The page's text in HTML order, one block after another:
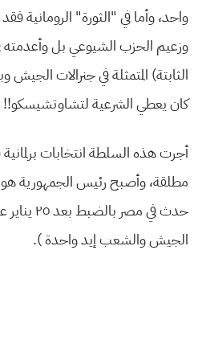
واحد، وأما في “الثورة”
وزعیم الحزب الشیوعي بل وأعدمته
الثابتة) المتمثلة في جنرالات
كان یعطي الشرعیة لتشاوتشیسكو!!
أجرت هذه السلطة انتخابات
مطلقة، وأصبح رئیس الجمهوریة
حدث في
الجیش والشعب إید واحدة ).